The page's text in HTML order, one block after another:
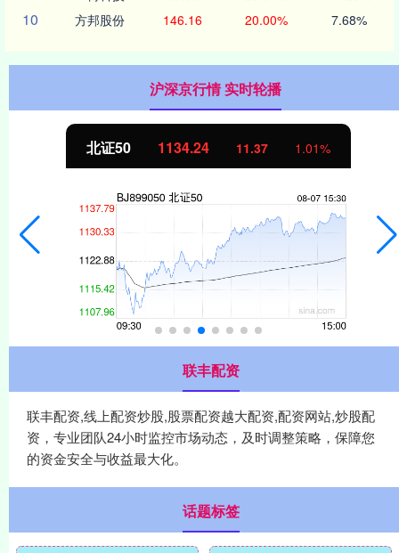
10 方邦股份 146.16 20.00% 7.68%
沪深京行情 实时轮播
北证50 1134.24 11.37 1.01%
联丰配资
联丰配资,线上配资炒股,股票配资越大配资,配资网站,炒股配
资，专业团队24小时监控市场动态，及时调整策略，保障您
的资金安全与收益最大化。
话题标签